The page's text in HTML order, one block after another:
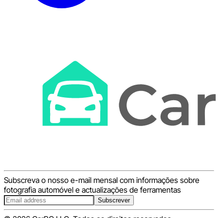
Subscreva o nosso e-mail mensal com informações sobre
fotografia automóvel e actualizações de ferramentas
Subscrever